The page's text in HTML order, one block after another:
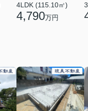
4LDK (115.10㎡)
4,790万円